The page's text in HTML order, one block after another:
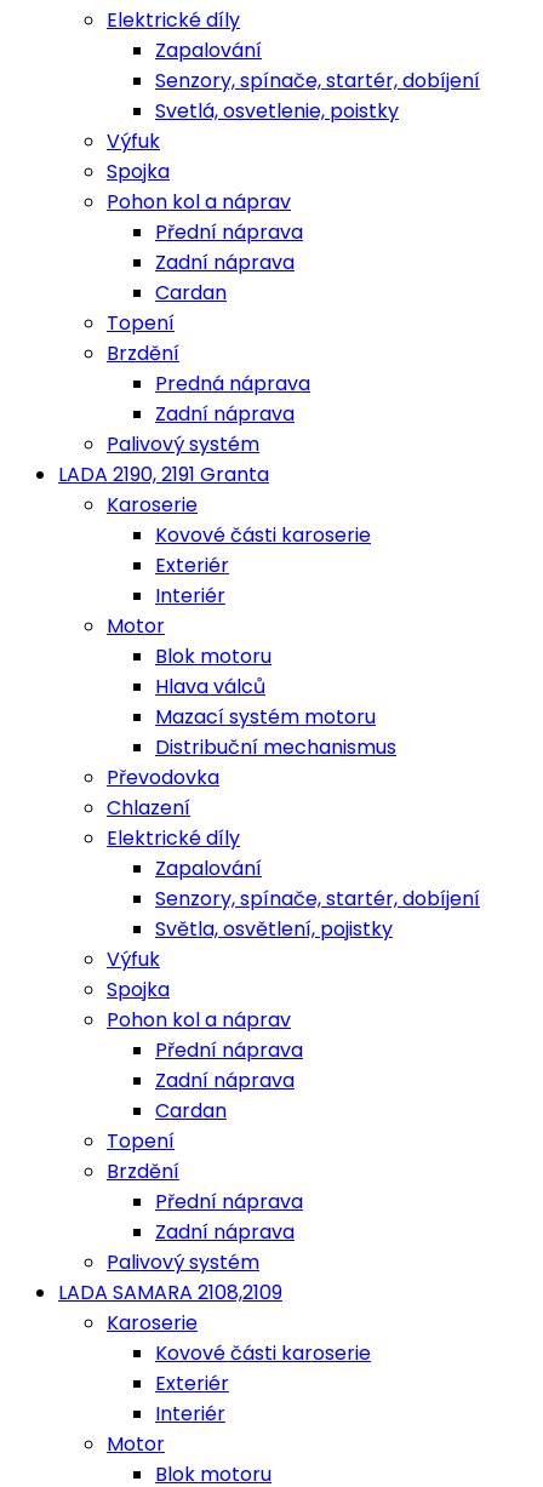
Elektrické díly
Zapalování
Senzory, spínače, startér, dobíjení
Svetlá, osvetlenie, poistky
Výfuk
Spojka
Pohon kol a náprav
Přední náprava
Zadní náprava
Cardan
Topení
Brzdění
Predná náprava
Zadní náprava
Palivový systém
LADA 2190, 2191 Granta
Karoserie
Kovové části karoserie
Exteriér
Interiér
Motor
Blok motoru
Hlava válců
Mazací systém motoru
Distribuční mechanismus
Převodovka
Chlazení
Elektrické díly
Zapalování
Senzory, spínače, startér, dobíjení
Světla, osvětlení, pojistky
Výfuk
Spojka
Pohon kol a náprav
Přední náprava
Zadní náprava
Cardan
Topení
Brzdění
Přední náprava
Zadní náprava
Palivový systém
LADA SAMARA 2108,2109
Karoserie
Kovové části karoserie
Exteriér
Interiér
Motor
Blok motoru